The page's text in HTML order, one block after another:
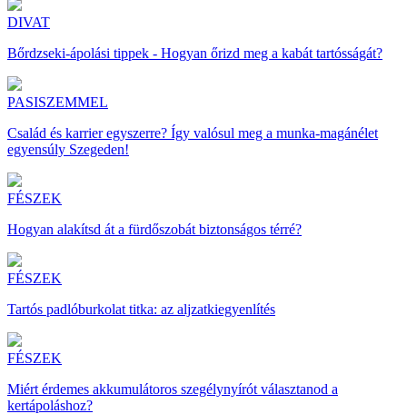
DIVAT
Bőrdzseki-ápolási tippek - Hogyan őrizd meg a kabát tartósságát?
PASISZEMMEL
Család és karrier egyszerre? Így valósul meg a munka-magánélet
egyensúly Szegeden!
FÉSZEK
Hogyan alakítsd át a fürdőszobát biztonságos térré?
FÉSZEK
Tartós padlóburkolat titka: az aljzatkiegyenlítés
FÉSZEK
Miért érdemes akkumulátoros szegélynyírót választanod a
kertápoláshoz?